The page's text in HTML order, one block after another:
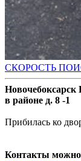
СКОРОСТЬ
Новочебоксарск
в районе д. 8 -1
Прибилась ко
Контакты можно